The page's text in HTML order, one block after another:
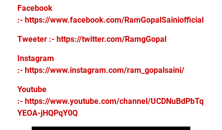
Facebook
:- https://www.facebook.com/RamGopalSainiofficial
Tweeter :- https://twitter.com/RamgGopal
Instagram
:- https://www.instagram.com/ram_gopalsaini/
Youtube
:- https://www.youtube.com/channel/UCDNuBdPbTq
YEOA-jHQPqY0Q